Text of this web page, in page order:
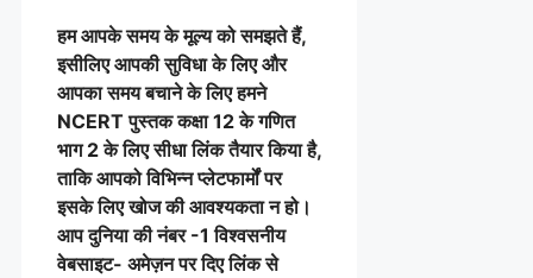
हम आपके समय के मूल्य को समझते हैं,
इसीलिए आपकी सुविधा के लिए और
आपका समय बचाने के लिए हमने
NCERT पुस्तक कक्षा 12 के गणित
भाग 2 के लिए सीधा लिंक तैयार किया है,
ताकि आपको विभिन्न प्लेटफार्मों पर
इसके लिए खोज की आवश्यकता न हो।
आप दुनिया की नंबर -1 विश्वसनीय
वेबसाइट- अमेज़न पर दिए लिंक से